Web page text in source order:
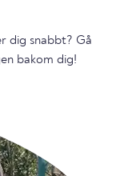
dig snabbt? Gå
bakom dig!